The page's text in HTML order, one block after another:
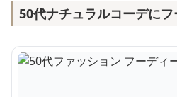
50代ナチュラルコーデに